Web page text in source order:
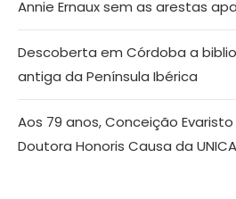
Annie Ernaux sem as arestas
Descoberta em Córdoba a
antiga da Península Ibérica
Aos 79 anos, Conceição
Doutora Honoris Causa da